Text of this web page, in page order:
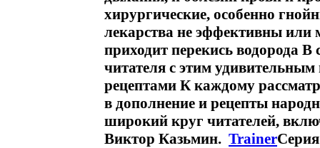
хирургические, особенно
лекарства не эффективны
приходит перекись водорода В
читателя с этим
рецептами К каждому
в дополнение и рецепты
широкий круг читателей,
Виктор Казьмин. Trainer